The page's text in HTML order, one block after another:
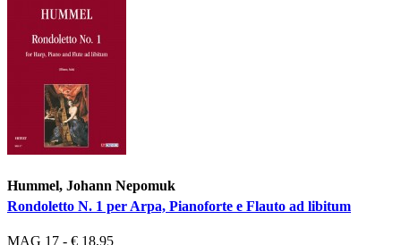
Hummel, Johann Nepomuk
Rondoletto N. 1 per Arpa, Pianoforte e Flauto ad libitum
MAG 17 - € 18,95